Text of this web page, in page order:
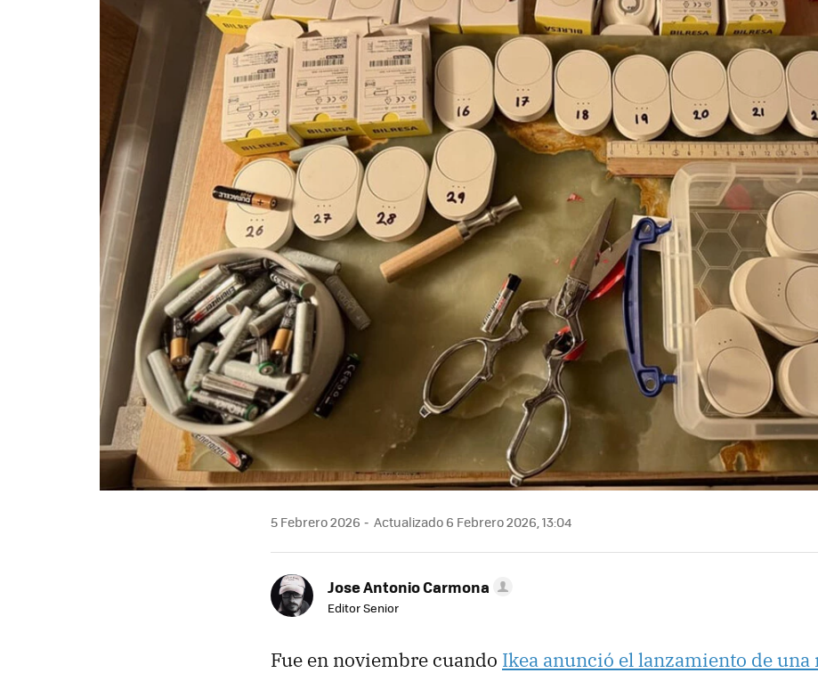
5 Febrero 2026 Actualizado 6 Febrero 2026, 13:04
Jose Antonio Carmona
Editor Senior
Fue en noviembre cuando Ikea anunció el lanzamiento de una